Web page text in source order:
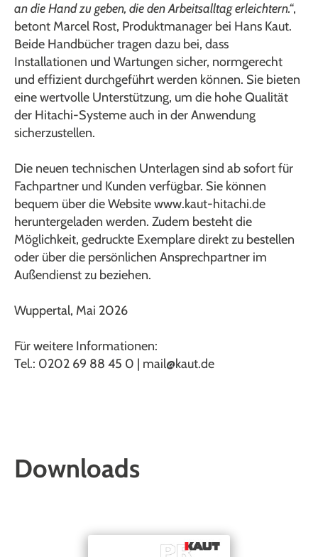
Downloads
an die Hand zu geben, die den Arbeitsalltag erleichtern.“,
betont Marcel Rost, Produktmanager bei Hans Kaut.
Beide Handbücher tragen dazu bei, dass
Installationen und Wartungen sicher, normgerecht
und effizient durchgeführt werden können. Sie bieten
eine wertvolle Unterstützung, um die hohe Qualität
der Hitachi-Systeme auch in der Anwendung
sicherzustellen.
Die neuen technischen Unterlagen sind ab sofort für
Fachpartner und Kunden verfügbar. Sie können
bequem über die Website www.kaut-hitachi.de
heruntergeladen werden. Zudem besteht die
Möglichkeit, gedruckte Exemplare direkt zu bestellen
oder über die persönlichen Ansprechpartner im
Außendienst zu beziehen.
Wuppertal, Mai 2026
Für weitere Informationen:
Tel.: 0202 69 88 45 0 | mail@kaut.de